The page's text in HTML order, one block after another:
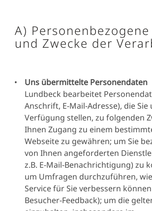
Ereignissen in Bezug
unsere Arzneimittel
Daten vom Patienten:
(Name/Initialen,
E-Mail Adresse)
Land
Angabenzu
Geburtsdatum,
Alter/
Geschlecht
Informationen
Gesundheit und
A)
und Zwecke der
Uns übermittelte Personendaten
Lundbeck bearbeitet
Anschrift, E-Mail-Adresse), die Sie
Verfügung stellen, zu folgenden
Ihnen Zugang zu einem
Webseite zu gewähren; um Sie
von Ihnen angeforderten
z.B. E-Mail-Benachrichtigung) zu
um Umfragen durchzuführen,
Service für Sie verbessern können
Besucher-Feedback); um die